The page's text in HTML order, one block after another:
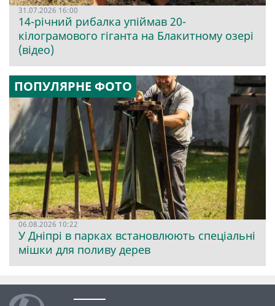
31.07.2026 16:00
14-річний рибалка упіймав 20-
кілограмового гіганта на Блакитному озері
(відео)
ПОПУЛЯРНЕ ФОТО
06.08.2026 10:22
У Дніпрі в парках встановлюють спеціальні
мішки для поливу дерев